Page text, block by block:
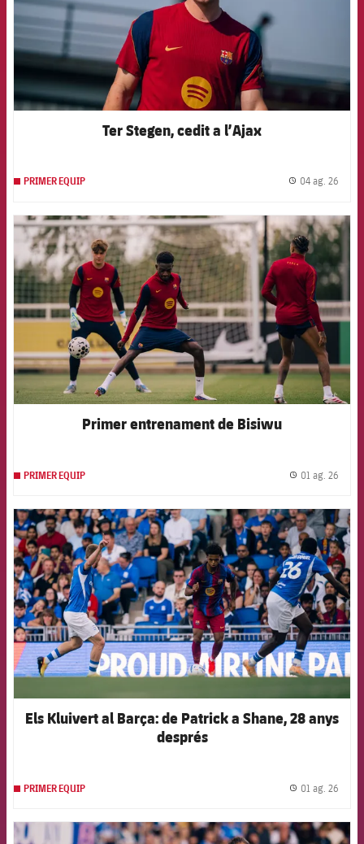
Ter Stegen, cedit a l’Ajax
PRIMER EQUIP 04 ag. 26
FCB Barcelona badge
Primer entrenament de Bisiwu
PRIMER EQUIP 01 ag. 26
FCB Barcelona badge
Els Kluivert al Barça: de Patrick a Shane, 28 anys
després
PRIMER EQUIP 01 ag. 26
FCB Barcelona badge